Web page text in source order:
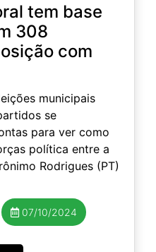
tem base
308
com
municipais
se
para ver como
política entre a
Rodrigues (PT)
07/10/2024